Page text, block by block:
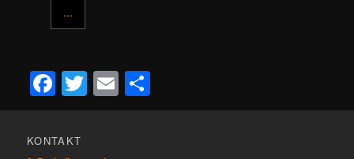
...
Facebook
Twitter
Email
KONTAKT